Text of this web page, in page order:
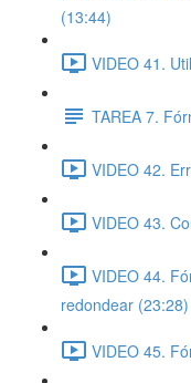
(13:44)
VIDEO 41.
TAREA 7.
VIDEO 42.
VIDEO 43.
VIDEO 44.
redondear (23:28)
VIDEO 45.